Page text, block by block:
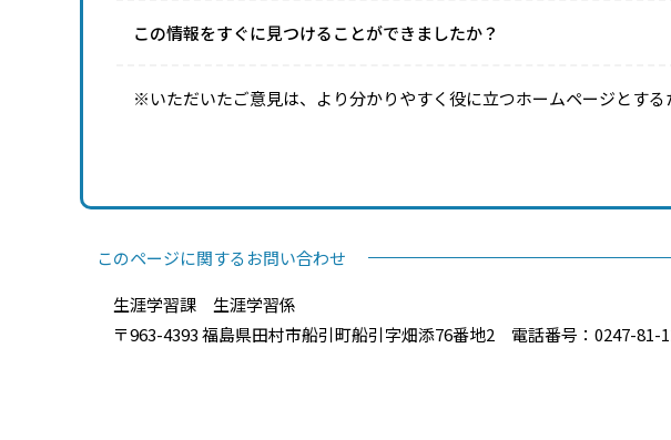
この情報をすぐに見つけることができましたか？
※いただいたご意見は、より分かりやすく役に立つホームページとす
このページに関するお問い合わせ
生涯学習課 生涯学習係
〒963-4393 福島県田村市船引町船引字畑添76番地2 電話番号：0247-